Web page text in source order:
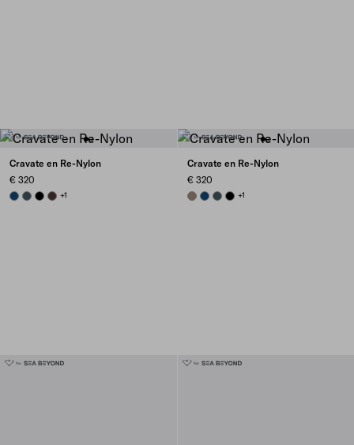
Cravate en Re-Nylon
€ 320
BLUEBOTTLE GREEN
BLACKEBONY
+1
Cravate en Re-Nylon
€ 320
BEIGEBLUEBOTTLE GREEN
BLACK
+1